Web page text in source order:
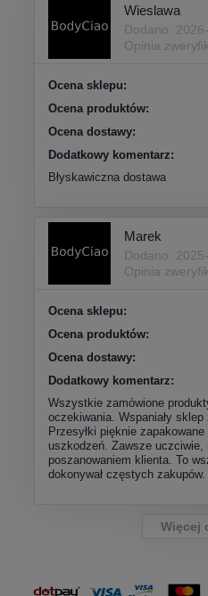
Wieslawa
Dodano:
Opinia
Ocena sklepu:
Ocena produktów:
Ocena dostawy:
Dodatkowy komentarz:
Błyskawiczna dostawa
Marek
Dodano:
Opinia
Ocena sklepu:
Ocena produktów:
Ocena dostawy:
Dodatkowy komentarz:
Wszystkie zamówione
oczekiwania. Wspaniały
Przesyłki pięknie
uszkodzeń. Zawsze uczciwie,
poszanowaniem klienta. To
dokonywał częstych zakupów.
Więcej